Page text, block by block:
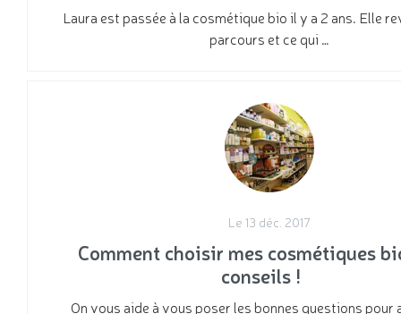
Laura est passée à la cosmétique bio il y a 2 ans. Elle
parcours et ce qui …
Le 13 déc. 2017
Comment choisir mes cosmétiques
conseils !
On vous aide à vous poser les bonnes questions pour